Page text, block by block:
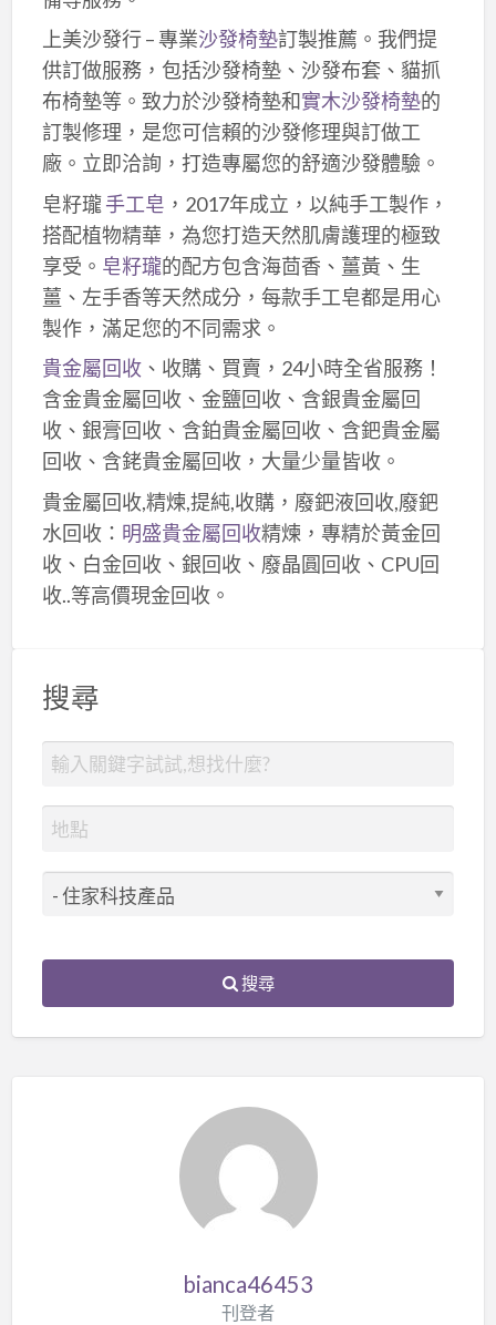
上美沙發行 – 專業沙發椅墊訂製推薦。我們提
供訂做服務，包括沙發椅墊、沙發布套、貓抓
布椅墊等。致力於沙發椅墊和實木沙發椅墊的
訂製修理，是您可信賴的沙發修理與訂做工
廠。立即洽詢，打造專屬您的舒適沙發體驗。
皂籽瓏手工皂 ，2017年成立，以純手工製作，
搭配植物精華，為您打造天然肌膚護理的極致
享受。 皂籽瓏的配方包含海茴香、薑黃、生
薑、左手香等天然成分，每款手工皂都是用心
製作，滿足您的不同需求。
貴金屬回收、收購、買賣，24小時全省服務！
含金貴金屬回收、金鹽回收、含銀貴金屬回
收、銀膏回收、含鉑貴金屬回收、含鈀貴金屬
回收、含銠貴金屬回收，大量少量皆收。
貴金屬回收,精煉,提純,收購，廢鈀液回收,廢鈀
水回收： 明盛貴金屬回收精煉，專精於黃金回
收、白金回收、銀回收、廢晶圓回收、CPU回
收..等高價現金回收。
搜尋
搜尋
bianca46453
刊登者